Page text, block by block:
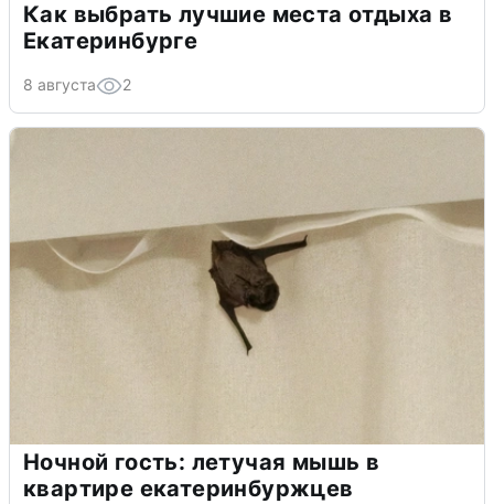
Как выбрать лучшие места отдыха в
Екатеринбурге
8 августа 2
Ночной гость: летучая мышь в
квартире екатеринбуржцев